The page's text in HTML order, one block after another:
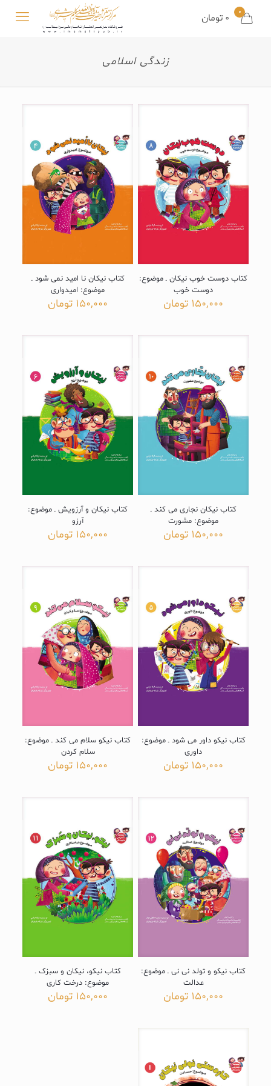
0 0 تومان
زندگی اسلامی
کتاب دوست خوب نیکان ـ موضوع:
دوست خوب
150,000 تومان
کتاب نیکان نا امید نمی شود ـ
موضوع: امیدواری
150,000 تومان
کتاب نیکان نجاری می کند ـ
موضوع: مشورت
150,000 تومان
کتاب نیکان و آرزویش ـ موضوع:
آرزو
150,000 تومان
کتاب نیکو داور می شود ـ موضوع:
داوری
150,000 تومان
کتاب نیکو سلام می کند ـ موضوع:
سلام کردن
150,000 تومان
کتاب نیکو و تولد نی نی ـ موضوع:
عدالت
150,000 تومان
کتاب نیکو، نیکان و سبزک ـ
موضوع: درخت کاری
150,000 تومان